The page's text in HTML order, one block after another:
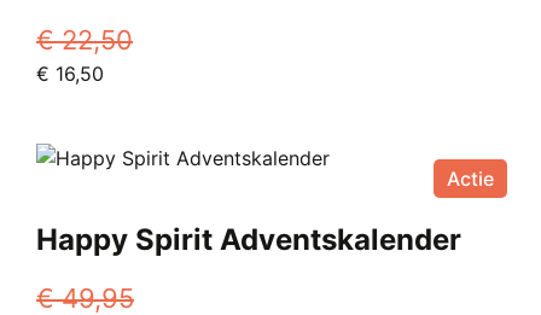
€22,50
Oorspronkelijke
€ 22,50.
€ 16,50
€ 16,50.
Actie
Happy Spirit Adventskalender
€49,95